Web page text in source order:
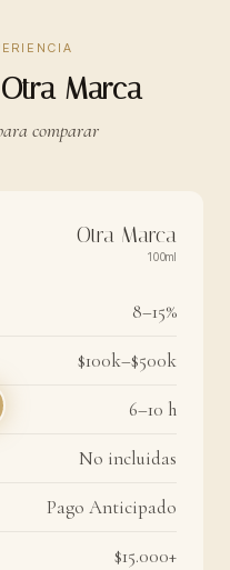
Marca
comparar
Otra Marca
100ml
8–15%
$100k–$500k
6–10 h
No incluidas
Pago Anticipado
$15.000+